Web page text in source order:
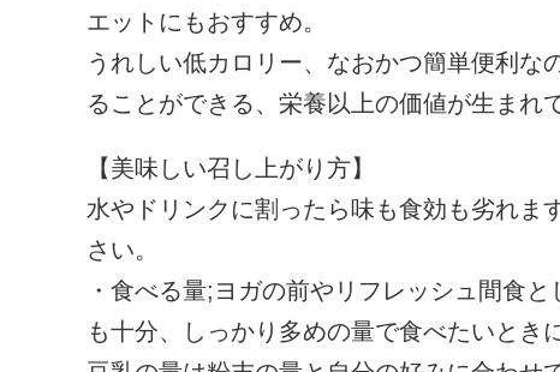
エットにもおすすめ。
うれしい低カロリー、なおかつ簡単便利な
ることができる、栄養以上の価値が生まれ
【美味しい召し上がり方】
水やドリンクに割ったら味も食効も劣れま
さい。
・食べる量;ヨガの前やリフレッシュ間食
も十分、しっかり多めの量で食べたいとき